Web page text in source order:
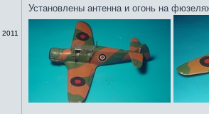
2011
Установлены антенна и огонь на